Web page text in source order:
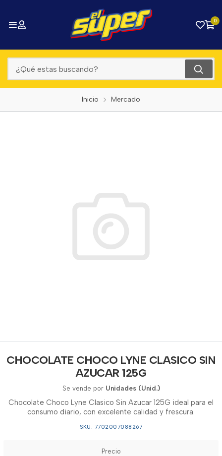
0
Inicio Mercado
CHOCOLATE CHOCO LYNE CLASICO SIN
AZUCAR 125G
Se vende por Unidades (Unid.)
Chocolate Choco Lyne Clasico Sin Azucar 125G ideal para el
consumo diario, con excelente calidad y frescura.
SKU: 7702007088267
Precio